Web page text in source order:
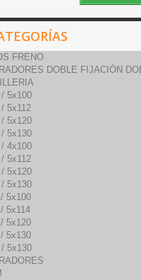
FRENO
DOBLE FIJACIÓN
5x100
5x112
5x120
5x130
4x100
5x112
5x120
5x130
5x100
5x114
5x120
5x130
5x130